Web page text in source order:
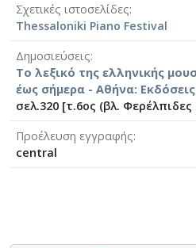
Σχετικές ιστοσελίδες
Thessaloniki Piano Festival
Δημοσιεύσεις
Το λεξικό της ελληνικής
έως σήμερα - Αθήνα:
σελ.320 [τ.6ος (βλ. Φερέλπιδες
Προέλευση εγγραφής
central